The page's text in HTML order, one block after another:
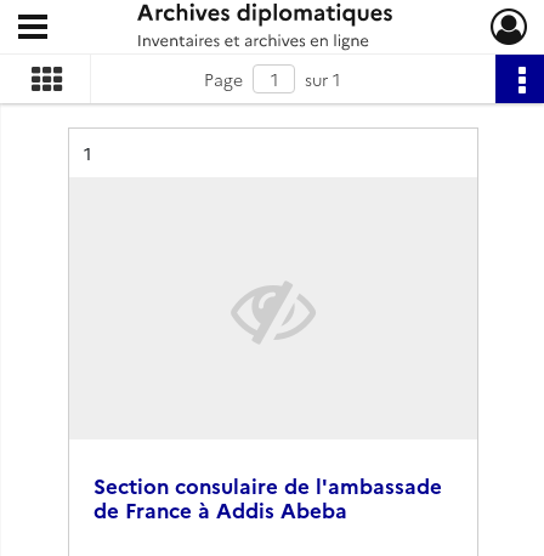
Archives diplomatiques
Ouvrir le menu déroulant
Page sur 1
Résultat n°
1
Section consulaire de l'ambassade
de France à Addis Abeba